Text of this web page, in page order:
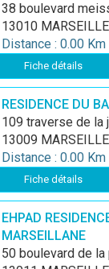
38 boulevard
13010 MARSEILLE
Distance : 0.00 Km
Fiche détails
RESIDENCE DU
109 traverse de la
13009 MARSEILLE
Distance : 0.00 Km
Fiche détails
EHPAD
MARSEILLANE
50 boulevard de